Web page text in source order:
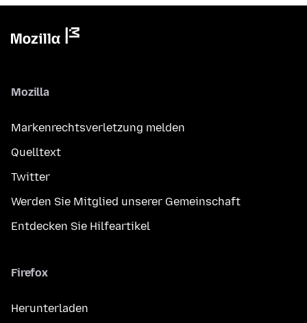
Mozilla
Markenrechtsverletzung melden
Quelltext
Twitter
Werden Sie Mitglied unserer Gemeinschaft
Entdecken Sie Hilfeartikel
Firefox
Herunterladen